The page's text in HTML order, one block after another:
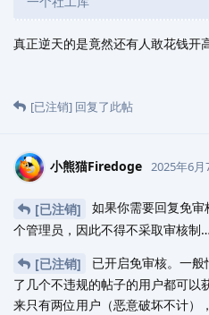
真正逆天的是竟然还有人敢花钱开
[已注销] 回复了此帖
小熊猫Firedoge 2025年6月
[已注销]
如果你需要回复免
个管理员，因此不得不采取审核制
[已注销]
已开启免审核。一
了几个不违规的帖子的用户都可以
来只有两位用户（恶意破坏不计）